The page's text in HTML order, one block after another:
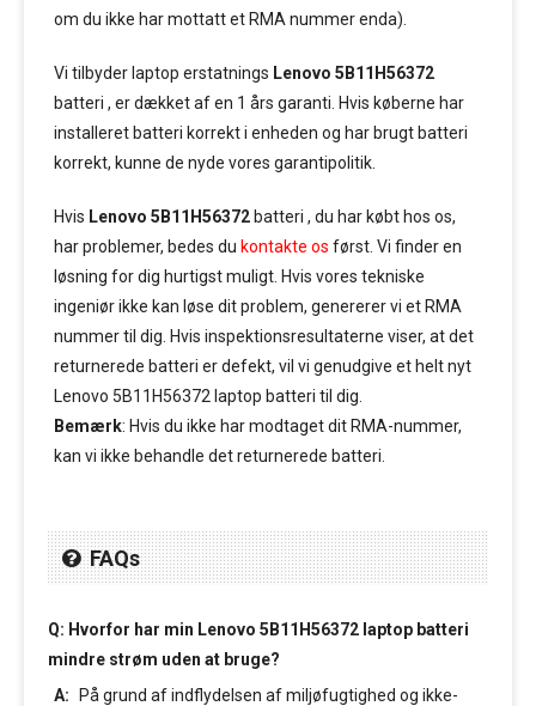
om du ikke har mottatt et RMA nummer enda).
Vi tilbyder laptop erstatnings Lenovo 5B11H56372
batteri , er dækket af en 1 års garanti. Hvis køberne har
installeret batteri korrekt i enheden og har brugt batteri
korrekt, kunne de nyde vores garantipolitik.
Hvis Lenovo 5B11H56372 batteri , du har købt hos os,
har problemer, bedes du kontakte os først. Vi finder en
løsning for dig hurtigst muligt. Hvis vores tekniske
ingeniør ikke kan løse dit problem, genererer vi et RMA
nummer til dig. Hvis inspektionsresultaterne viser, at det
returnerede batteri er defekt, vil vi genudgive et helt nyt
Lenovo 5B11H56372 laptop batteri til dig.
Bemærk: Hvis du ikke har modtaget dit RMA-nummer,
kan vi ikke behandle det returnerede batteri.
FAQs
Q: Hvorfor har min Lenovo 5B11H56372 laptop batteri
mindre strøm uden at bruge?
A:
På grund af indflydelsen af miljøfugtighed og ikke-